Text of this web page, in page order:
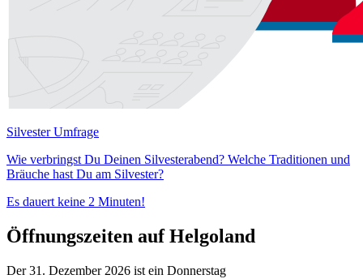
Silvester Umfrage
Wie verbringst Du Deinen Silvesterabend? Welche Traditionen und
Bräuche hast Du am Silvester?
Es dauert keine 2 Minuten!
Öffnungszeiten auf Helgoland
Der 31. Dezember 2026 ist ein Donnerstag